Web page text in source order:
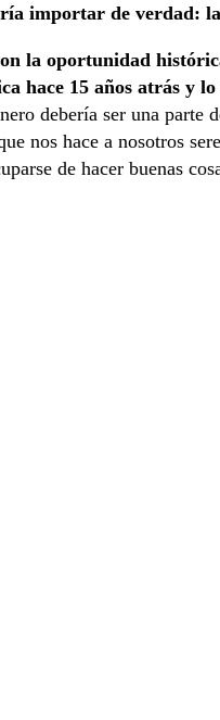
importar de verdad:
la oportunidad
hace 15 años atrás y
debería ser una parte
nos hace a nosotros
de hacer buenas